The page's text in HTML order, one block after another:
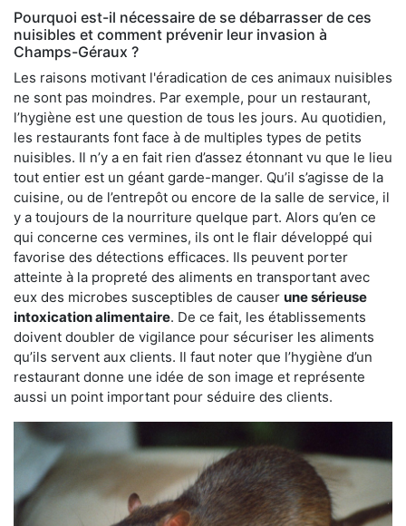
Pourquoi est-il nécessaire de se débarrasser de ces
nuisibles et comment prévenir leur invasion à
Champs-Géraux ?
Les raisons motivant l'éradication de ces animaux nuisibles
ne sont pas moindres. Par exemple, pour un restaurant,
l’hygiène est une question de tous les jours. Au quotidien,
les restaurants font face à de multiples types de petits
nuisibles. Il n’y a en fait rien d’assez étonnant vu que le lieu
tout entier est un géant garde-manger. Qu’il s’agisse de la
cuisine, ou de l’entrepôt ou encore de la salle de service, il
y a toujours de la nourriture quelque part. Alors qu’en ce
qui concerne ces vermines, ils ont le flair développé qui
favorise des détections efficaces. Ils peuvent porter
atteinte à la propreté des aliments en transportant avec
eux des microbes susceptibles de causer une sérieuse
intoxication alimentaire. De ce fait, les établissements
doivent doubler de vigilance pour sécuriser les aliments
qu’ils servent aux clients. Il faut noter que l’hygiène d’un
restaurant donne une idée de son image et représente
aussi un point important pour séduire des clients.